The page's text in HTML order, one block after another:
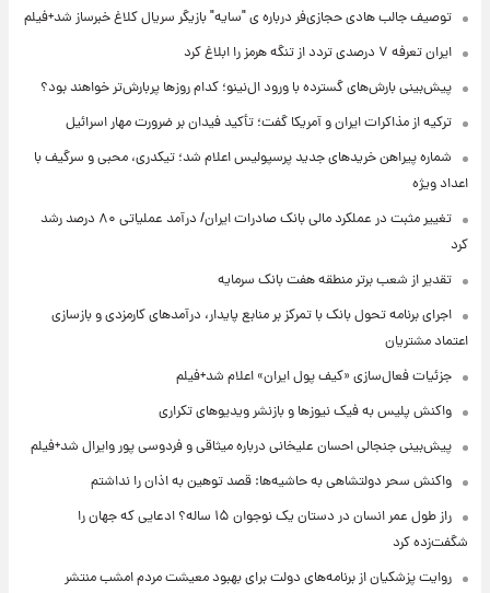
توصیف جالب هادی حجازی‌فر درباره ی "سایه" بازیگر سریال کلاغ خبرساز شد+فیلم
ایران تعرفه ۷ درصدی تردد از تنگه هرمز را ابلاغ کرد
پیش‌بینی بارش‌های گسترده با ورود ال‌نینو؛ کدام روزها پربارش‌تر خواهند بود؟
ترکیه از مذاکرات ایران و آمریکا گفت؛ تأکید فیدان بر ضرورت مهار اسرائیل
شماره پیراهن خریدهای جدید پرسپولیس اعلام شد؛ تیکدری، محبی و سرگیف با
اعداد ویژه
تغییر مثبت در عملکرد مالی بانک صادرات ایران/ درآمد عملیاتی ۸۰ درصد رشد
کرد
تقدیر از شعب برتر منطقه هفت بانک سرمایه
اجرای برنامه تحول بانک با تمرکز بر منابع پایدار، درآمدهای کارمزدی و بازسازی
اعتماد مشتریان
جزئیات فعال‌سازی «کیف پول ایران» اعلام شد+فیلم
واکنش پلیس به فیک نیوزها و بازنشر ویدیوهای تکراری
پیش‌بینی جنجالی احسان علیخانی درباره میثاقی و فردوسی پور وایرال شد+فیلم
واکنش سحر دولتشاهی به حاشیه‌ها: قصد توهین به اذان را نداشتم
راز طول عمر انسان در دستان یک نوجوان ۱۵ ساله؟ ادعایی که جهان را
شگفت‌زده کرد
روایت پزشکیان از برنامه‌های دولت برای بهبود معیشت مردم امشب منتشر